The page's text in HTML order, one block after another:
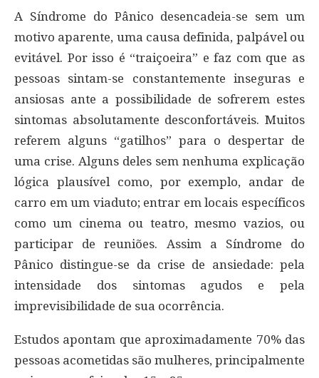
A Síndrome do Pânico desencadeia-se sem um
motivo aparente, uma causa definida, palpável ou
evitável. Por isso é “traiçoeira” e faz com que as
pessoas sintam-se constantemente inseguras e
ansiosas ante a possibilidade de sofrerem estes
sintomas absolutamente desconfortáveis. Muitos
referem alguns “gatilhos” para o despertar de
uma crise. Alguns deles sem nenhuma explicação
lógica plausível como, por exemplo, andar de
carro em um viaduto; entrar em locais específicos
como um cinema ou teatro, mesmo vazios, ou
participar de reuniões. Assim a Síndrome do
Pânico distingue-se da crise de ansiedade: pela
intensidade dos sintomas agudos e pela
imprevisibilidade de sua ocorrência.
Estudos apontam que aproximadamente 70% das
pessoas acometidas são mulheres, principalmente